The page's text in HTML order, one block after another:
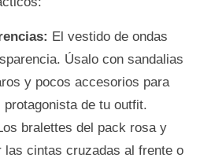
El vestido de ondas
Úsalo con sandalias
y pocos accesorios para
de tu outfit.
bralettes del pack rosa y
las cintas cruzadas al frente o